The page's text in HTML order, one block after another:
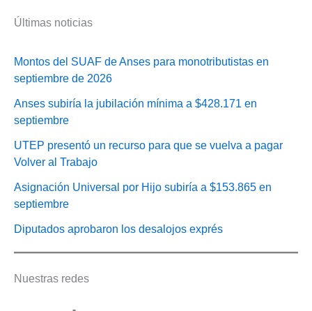
Últimas noticias
Montos del SUAF de Anses para monotributistas en
septiembre de 2026
Anses subiría la jubilación mínima a $428.171 en
septiembre
UTEP presentó un recurso para que se vuelva a pagar
Volver al Trabajo
Asignación Universal por Hijo subiría a $153.865 en
septiembre
Diputados aprobaron los desalojos exprés
Nuestras redes